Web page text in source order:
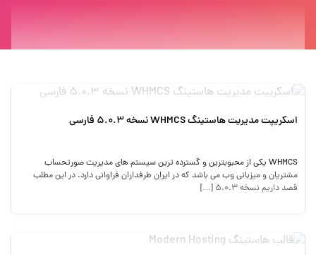
اسکریپت مدیریت هاستینگ WHMCS نسخه 5.0.3 فارسی
WHMCS یکی از محبوبترین و گسترده ترین سیستم های مدیریت صورتحساب
مشتریان و میزبانی وب می باشد که در ایران طرفداران فراوانی دارد. در این مطلب
قصد داریم نسخه 5.0.3 […]